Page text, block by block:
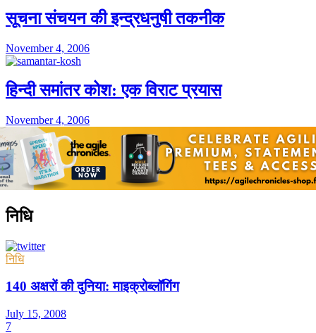
सूचना संचयन की इन्द्रधनुषी तकनीक
November 4, 2006
हिन्दी समांतर कोश: एक विराट प्रयास
November 4, 2006
निधि
निधि
140 अक्षरों की दुनिया: माइक्रोब्लॉगिंग
July 15, 2008
7